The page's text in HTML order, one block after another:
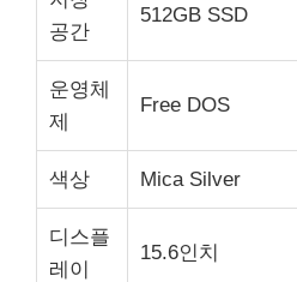
공간
512GB SSD
운영체
제
Free DOS
색상 Mica Silver
디스플
레이
15.6인치